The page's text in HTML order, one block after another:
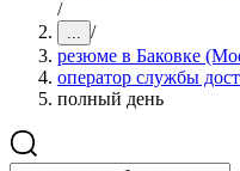
/
... /
резюме в Баковке
оператор службы
полный день